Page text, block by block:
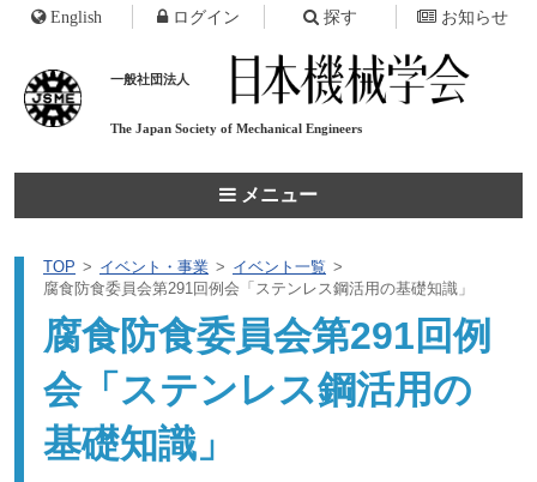
一般社団法人
The Japan Society of Mechanical Engineers
メニュー
English ログイン 探す お知らせ
TOP イベント・事業
イベント一覧
腐食防食委員会第291回例会「ステンレス鋼活用の基礎知識」
腐食防食委員会第291回例
会「ステンレス鋼活用の
基礎知識」